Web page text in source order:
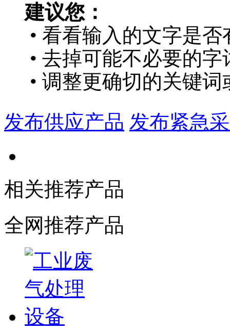
建议您：
• 看看输入的文字是否
• 去掉可能不必要的字
• 调整更确切的关键
发布供应产品 发布紧急
相关推荐产品
全网推荐产品